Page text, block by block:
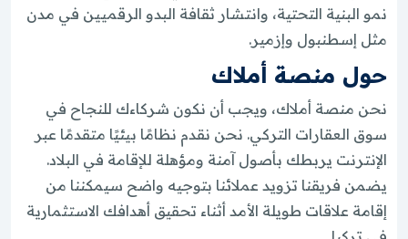
نمو البنية التحتية، وانتشار ثقافة البدو الرقميين في مدن
مثل إسطنبول وإزمير.
حول منصة أملاك
نحن منصة أملاك، ويجب أن نكون شركاءك للنجاح في
سوق العقارات التركي. نحن نقدم نظامًا بيئيًا متقدمًا عبر
الإنترنت يربطك بأصول آمنة ومؤهلة للإقامة في البلاد.
يضمن فريقنا تزويد عملائنا بتوجيه واضح سيمكننا من
إقامة علاقات طويلة الأمد أثناء تحقيق أهدافك الاستثمارية